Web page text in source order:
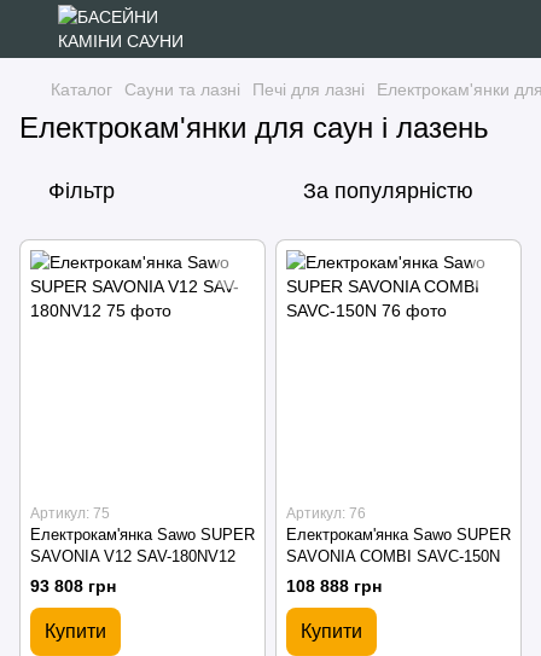
Каталог Сауни та лазні Печі для лазні Електрокам'янки
Електрокам'янки для саун і лазень
Фільтр За популярністю
Артикул: 75
Електрокам'янка Sawo SUPER
SAVONIA V12 SAV-180NV12
93 808 грн
Купити
Артикул: 76
Електрокам'янка Sawo SUPER
SAVONIA COMBI SAVC-150N
108 888 грн
Купити